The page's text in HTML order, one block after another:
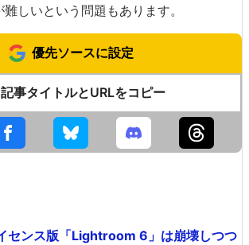
しいという問題もあります。
優先ソースに設定
記事タイトルとURLをコピー
センス版「Lightroom 6」は崩壊しつつ